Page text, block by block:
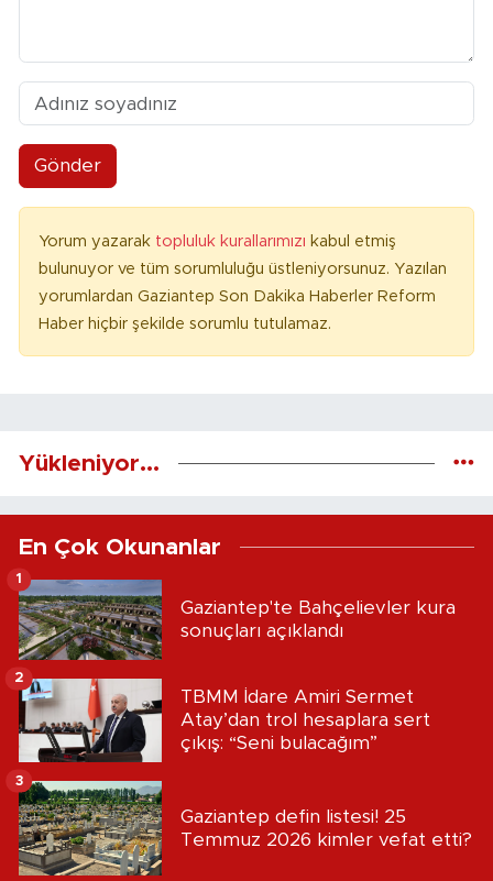
Gönder
Yorum yazarak topluluk kurallarımızı kabul etmiş
bulunuyor ve tüm sorumluluğu üstleniyorsunuz. Yazılan
yorumlardan Gaziantep Son Dakika Haberler Reform
Haber hiçbir şekilde sorumlu tutulamaz.
Yükleniyor...
En Çok Okunanlar
Gaziantep'te Bahçelievler kura
sonuçları açıklandı
1
TBMM İdare Amiri Sermet
Atay’dan trol hesaplara sert
çıkış: “Seni bulacağım”
2
Gaziantep defin listesi! 25
Temmuz 2026 kimler vefat etti?
3